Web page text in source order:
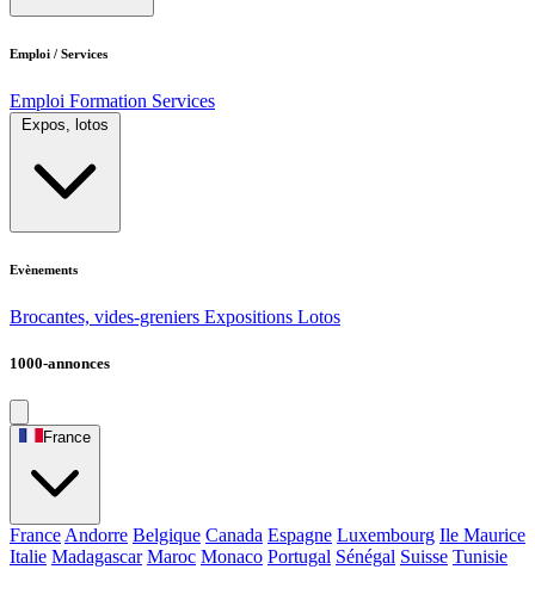
Emploi / Services
Emploi Formation Services
Expos, lotos
Evènements
Brocantes, vides-greniers Expositions Lotos
1000-annonces
France
France Andorre Belgique Canada Espagne Luxembourg Ile Maurice
Italie Madagascar Maroc Monaco Portugal Sénégal Suisse Tunisie